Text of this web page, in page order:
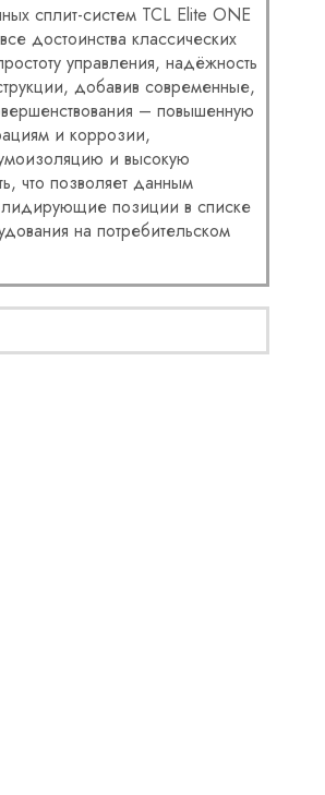
сплит-систем TCL Elite ONE
достоинства классических
управления, надёжность
добавив современные,
– повышенную
и коррозии,
и высокую
что позволяет данным
лидирующие позиции в списке
на потребительском